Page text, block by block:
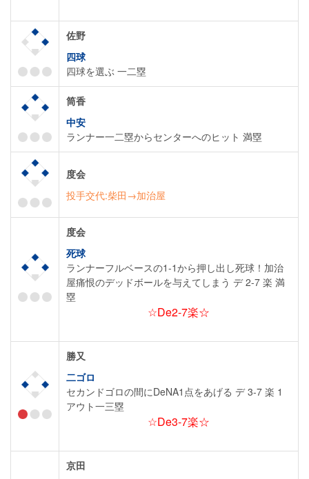
佐野
四球
四球を選ぶ 一二塁
筒香
中安
ランナー一二塁からセンターへのヒット 満塁
度会
投手交代:柴田→加治屋
度会
死球
ランナーフルベースの1-1から押し出し死球！加治
屋痛恨のデッドボールを与えてしまう デ 2-7 楽 満
塁
☆De2-7楽☆
勝又
二ゴロ
セカンドゴロの間にDeNA1点をあげる デ 3-7 楽 1
アウト一三塁
☆De3-7楽☆
京田